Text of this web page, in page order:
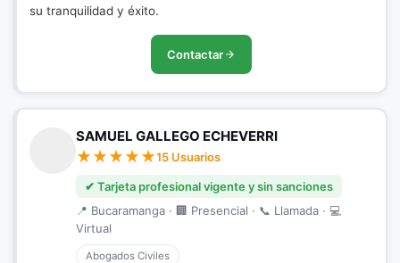
su tranquilidad y éxito.
Contactar
SAMUEL GALLEGO ECHEVERRI
15 Usuarios
✔ Tarjeta profesional vigente y sin sanciones
📍 Bucaramanga · 🏢 Presencial · 📞 Llamada · 💻
Virtual
Abogados Civiles